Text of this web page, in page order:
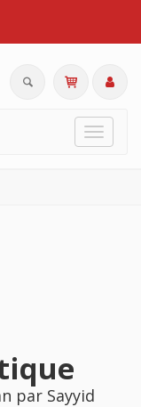
Toggle
par Sayyid